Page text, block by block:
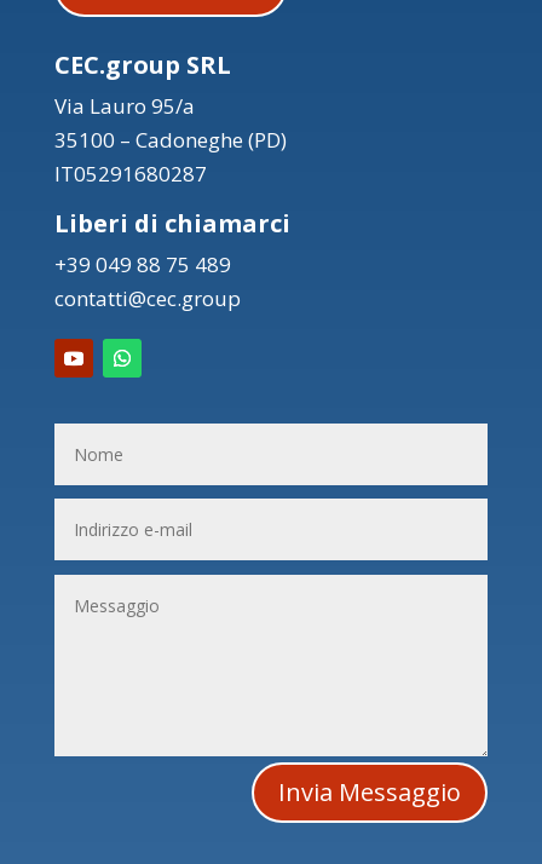
CEC.group SRL
Via Lauro 95/a
35100 – Cadoneghe (PD)
IT05291680287
Liberi di chiamarci
+39 049 88 75 489
contatti@cec.group
Invia Messaggio